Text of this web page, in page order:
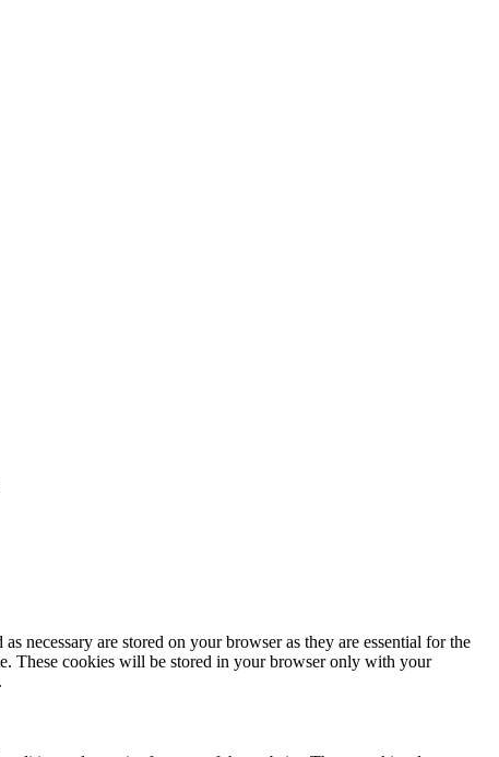
necessary are stored on your browser as they are essential for the
These cookies will be stored in your browser only with your